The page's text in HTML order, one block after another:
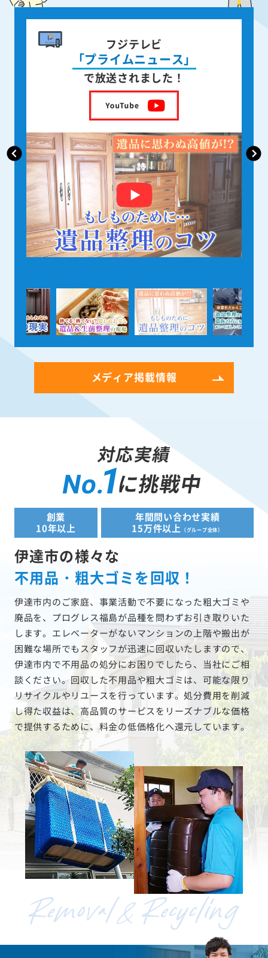
書籍出版
身近な人が
亡くなった後の遺品整理
を出版しました！
メディア掲載情報
対応実績
No.1に挑戦中
創業
10年以上
年間問い合わせ実績
15万件以上
（グループ全体）
伊達市の様々な
不用品・粗大ゴミを回収！
伊達市内のご家庭、事業活動で不要になった粗大ゴミや
廃品を、プログレス福島が品種を問わずお引き取りいた
します。エレベーターがないマンションの上階や搬出が
困難な場所でもスタッフが迅速に回収いたしますので、
伊達市内で不用品の処分にお困りでしたら、当社にご相
談ください。回収した不用品や粗大ゴミは、可能な限り
リサイクルやリユースを行っています。処分費用を削減
し得た収益は、高品質のサービスをリーズナブルな価格
で提供するために、料金の低価格化へ還元しています。